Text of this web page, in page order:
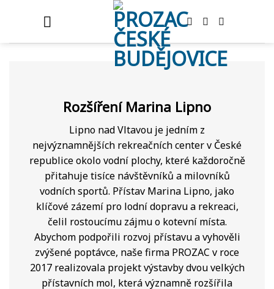
Rozšíření Marina Lipno
Lipno nad Vltavou je jedním z
nejvýznamnějších rekreačních center v České
republice okolo vodní plochy, které každoročně
přitahuje tisíce návštěvníků a milovníků
vodních sportů. Přístav Marina Lipno, jako
klíčové zázemí pro lodní dopravu a rekreaci,
čelil rostoucímu zájmu o kotevní místa.
Abychom podpořili rozvoj přístavu a vyhověli
zvýšené poptávce, naše firma PROZAC v roce
2017 realizovala projekt výstavby dvou velkých
přístavních mol, která významně rozšířila